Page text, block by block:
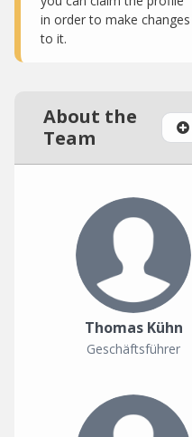
in order to make changes
to it.
About the
Team
Thomas Kühn
Geschäftsführer